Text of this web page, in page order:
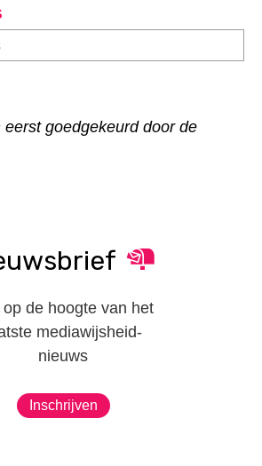
goedgekeurd door de
op de hoogte van het
mediawijsheid-
nieuws
Inschrijven